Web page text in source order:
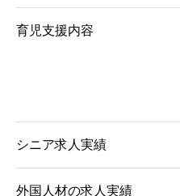
育児支援内容
シニア求人実績
外国人材の求人実績